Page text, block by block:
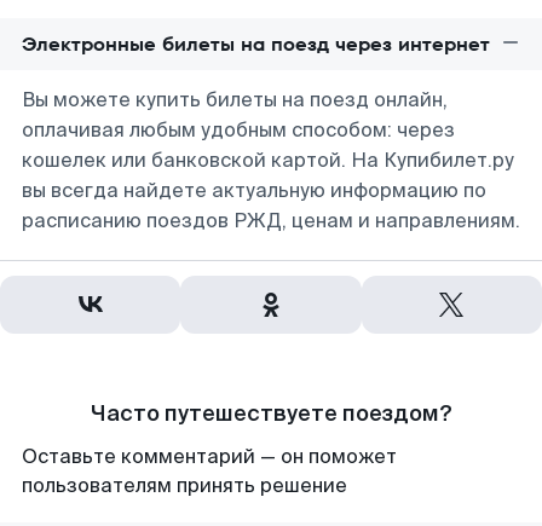
Электронные билеты на поезд через интернет
Вы можете купить билеты на поезд онлайн,
оплачивая любым удобным способом: через
кошелек или банковской картой. На Купибилет.ру
вы всегда найдете актуальную информацию по
расписанию поездов РЖД, ценам и направлениям.
Часто путешествуете поездом?
Оставьте комментарий — он поможет
пользователям принять решение